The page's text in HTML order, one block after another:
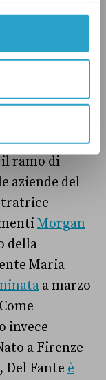
da Forza
come nuova
Rovere.
stata
ramo di
aziende del
Morgan
della
Maria
a marzo
invece
a Firenze
Del Fante è